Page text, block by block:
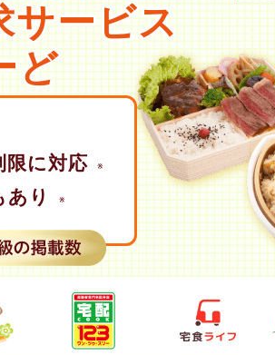
サービス
ど
限に対応
※
あり ※